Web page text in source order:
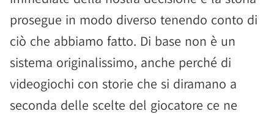
prosegue in modo diverso tenendo conto di
ciò che abbiamo fatto. Di base non è un
sistema originalissimo, anche perché di
videogiochi con storie che si diramano a
seconda delle scelte del giocatore ce ne